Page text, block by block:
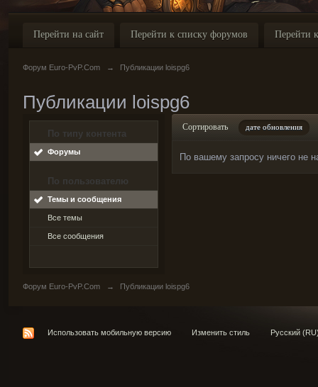
Перейти на сайт Перейти к списку форумов Перейти
Форум Euro-PvP.Com → Публикации loispg6
Публикации loispg6
По типу контента
Форумы
По пользователю
Темы и сообщения
Все темы
Все сообщения
Сортировать дате обновления
По вашему запросу ничего не
Форум Euro-PvP.Com → Публикации loispg6
Использовать мобильную версию Изменить стиль Русский